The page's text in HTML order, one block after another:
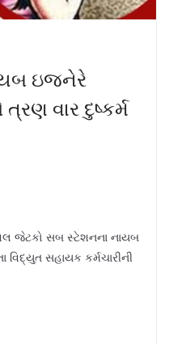
ઇજનેરે
ત્રણ વાર દુષ્કર્મ
જેટકો સબ સ્ટેશનના નાયબ
વિદ્યુત સહાયક કર્મચારીની